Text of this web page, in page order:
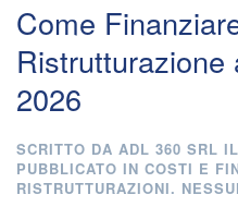
Come
2026
SCRITTO DA ADL 360 SRL IL
PUBBLICATO IN COSTI E
RISTRUTTURAZIONI.